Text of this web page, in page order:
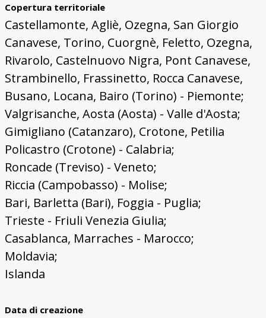
Copertura territoriale
Castellamonte, Agliè, Ozegna, San Giorgio
Canavese, Torino, Cuorgnè, Feletto, Ozegna,
Rivarolo, Castelnuovo Nigra, Pont Canavese,
Strambinello, Frassinetto, Rocca Canavese,
Busano, Locana, Bairo (Torino) - Piemonte;
Valgrisanche, Aosta (Aosta) - Valle d'Aosta;
Gimigliano (Catanzaro), Crotone, Petilia
Policastro (Crotone) - Calabria;
Roncade (Treviso) - Veneto;
Riccia (Campobasso) - Molise;
Bari, Barletta (Bari), Foggia - Puglia;
Trieste - Friuli Venezia Giulia;
Casablanca, Marraches - Marocco;
Moldavia;
Islanda
Data di creazione